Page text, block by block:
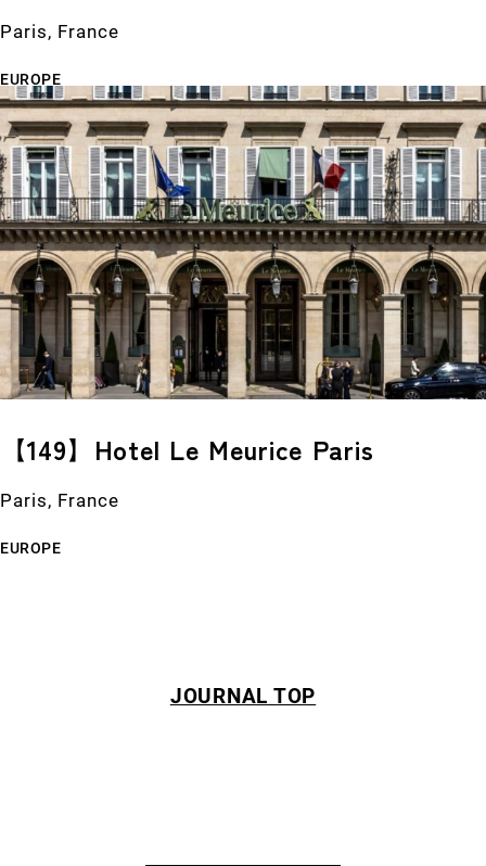
Paris, France
EUROPE
【149】Hotel Le Meurice Paris
Paris, France
EUROPE
JOURNAL TOP